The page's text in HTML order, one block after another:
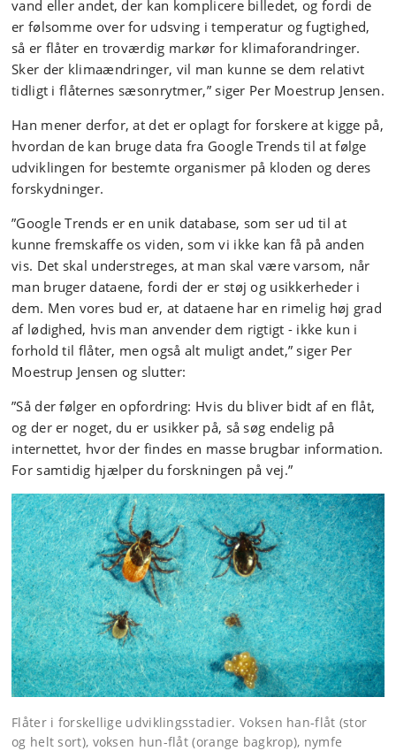
vand eller andet, der kan komplicere billedet, og fordi de
er følsomme over for udsving i temperatur og fugtighed,
så er flåter en troværdig markør for klimaforandringer.
Sker der klimaændringer, vil man kunne se dem relativt
tidligt i flåternes sæsonrytmer,” siger Per Moestrup Jensen.
Han mener derfor, at det er oplagt for forskere at kigge på,
hvordan de kan bruge data fra Google Trends til at følge
udviklingen for bestemte organismer på kloden og deres
forskydninger.
”Google Trends er en unik database, som ser ud til at
kunne fremskaffe os viden, som vi ikke kan få på anden
vis. Det skal understreges, at man skal være varsom, når
man bruger dataene, fordi der er støj og usikkerheder i
dem. Men vores bud er, at dataene har en rimelig høj grad
af lødighed, hvis man anvender dem rigtigt - ikke kun i
forhold til flåter, men også alt muligt andet,” siger Per
Moestrup Jensen og slutter:
”Så der følger en opfordring: Hvis du bliver bidt af en flåt,
og der er noget, du er usikker på, så søg endelig på
internettet, hvor der findes en masse brugbar information.
For samtidig hjælper du forskningen på vej.”
Flåter i forskellige udviklingsstadier. Voksen han-flåt (stor
og helt sort), voksen hun-flåt (orange bagkrop), nymfe